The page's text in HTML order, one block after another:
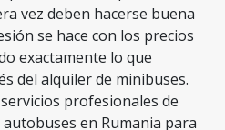
vez deben hacerse buena
se hace con los precios
exactamente lo que
del alquiler de minibuses.
profesionales de
en Rumania para